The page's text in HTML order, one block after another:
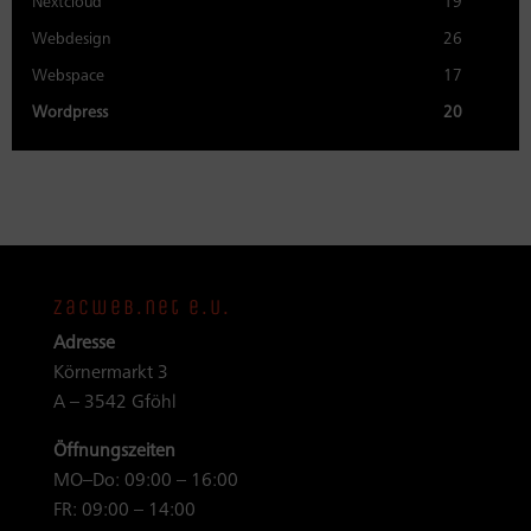
19
Webdesign 26
Webspace 17
Wordpress 20
zacweb.net e.U.
Adresse
Körnermarkt 3
A – 3542 Gföhl
Öffnungszeiten
MO–Do: 09:00 – 16:00
FR: 09:00 – 14:00